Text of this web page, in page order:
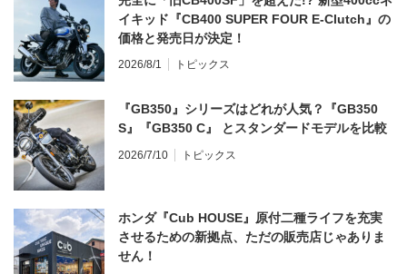
イキッド『CB400 SUPER FOUR E-Clutch』の
価格と発売日が決定！
2026/8/1 トピックス
『GB350』シリーズはどれが人気？『GB350
S』『GB350 C』 とスタンダードモデルを比較
2026/7/10 トピックス
ホンダ『Cub HOUSE』原付二種ライフを充実
させるための新拠点、ただの販売店じゃありま
せん！